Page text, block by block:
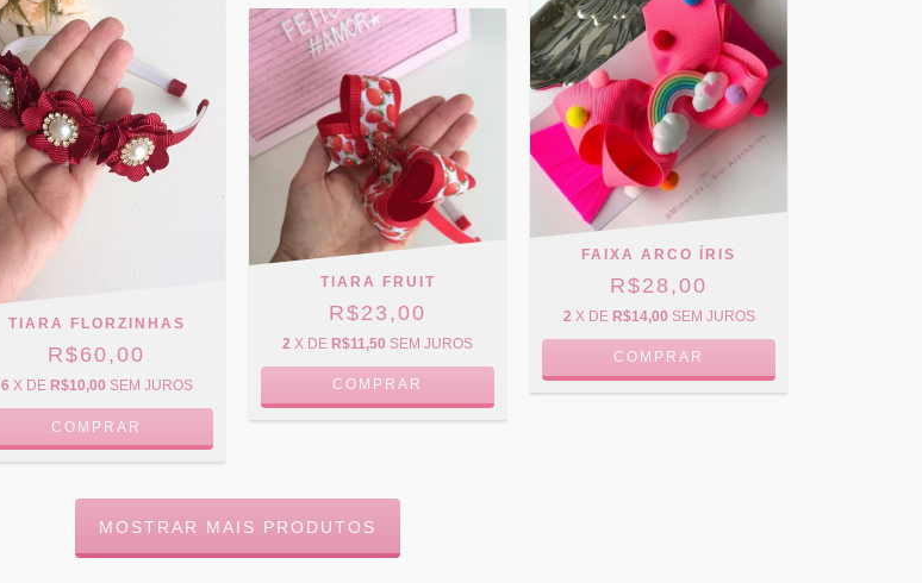
TIARA FLORZINHAS
R$60,00
6 X DE R$10,00 SEM JUROS
TIARA FRUIT
R$23,00
2 X DE R$11,50 SEM JUROS
COMPRAR
FAIXA ARCO ÍRIS
R$28,00
2 X DE R$14,00 SEM JUROS
COMPRAR
MOSTRAR MAIS PRODUTOS